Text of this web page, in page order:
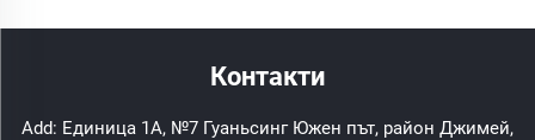
Контакти
Add: Единица 1A, №7 Гуаньсинг Южен път, район Джимей,